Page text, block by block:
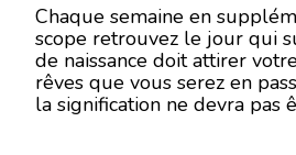
ÉCRITURE
Chaque semaine en
scope retrouvez le jour qui
de naissance doit attirer
rêves que vous serez en
la signification ne devra pas